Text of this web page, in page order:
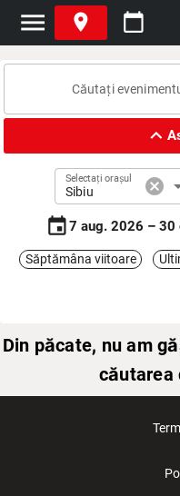
menu place calendar_today
expand_less
Selectați orașul
Sibiu cancel
event7 aug. 2026 – 30
Săptămâna viitoare
Din păcate, nu am
căutarea